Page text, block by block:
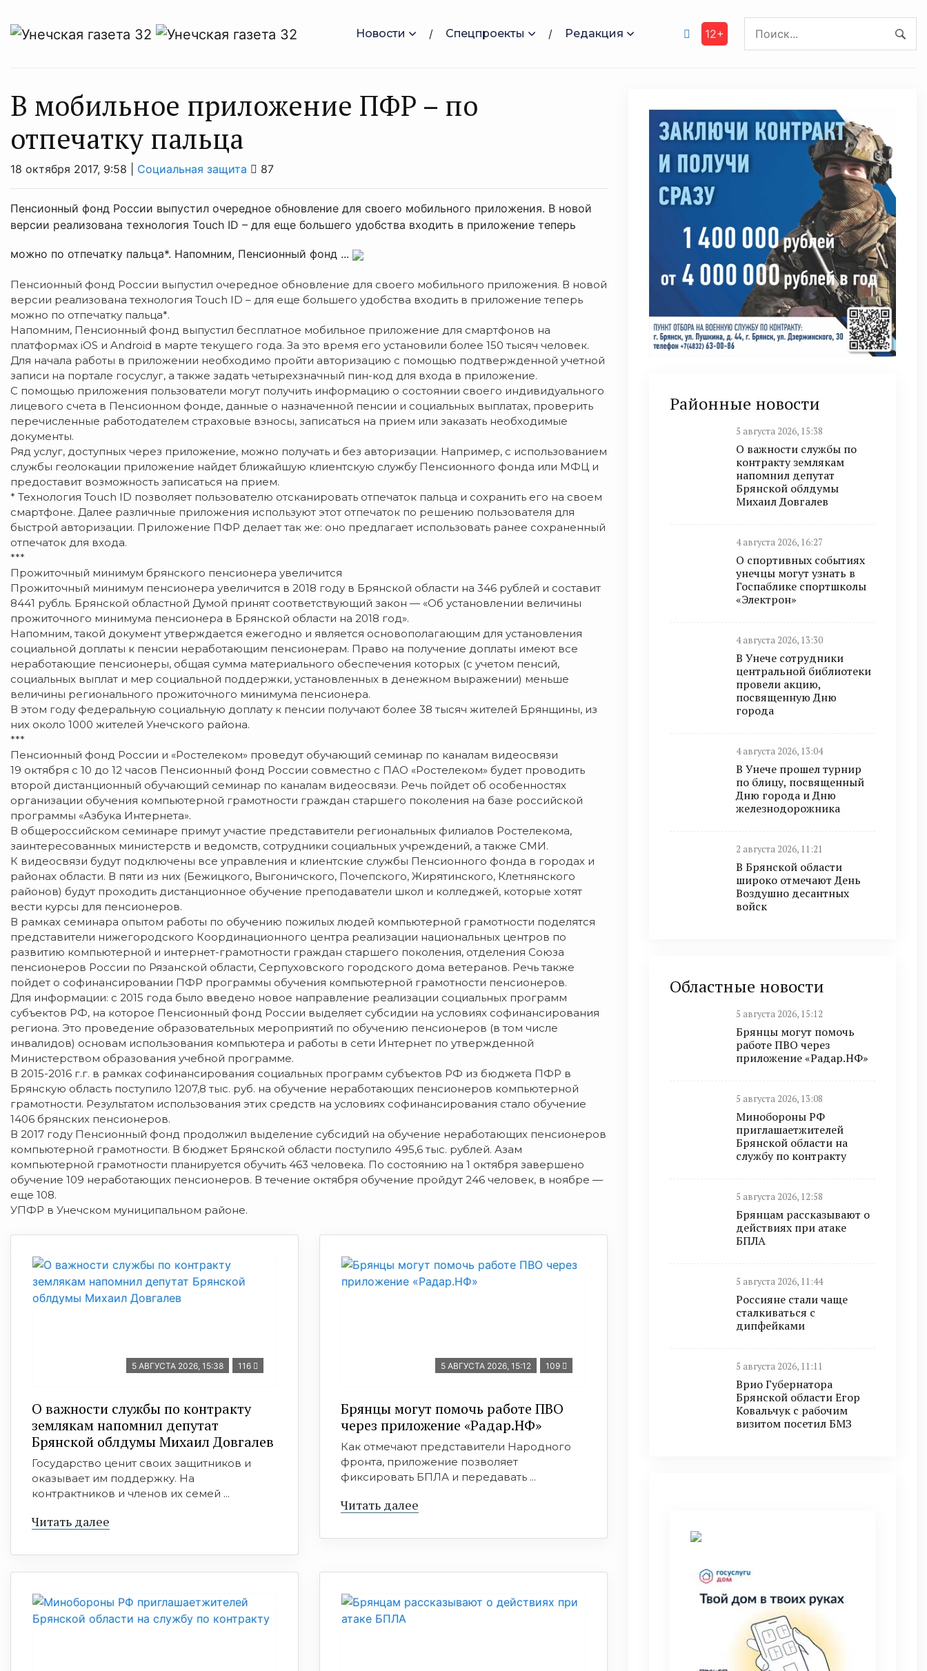
Новости Спецпроекты Редакция 12+
В мобильное приложение ПФР – по
отпечатку пальца
18 октября 2017, 9:58 | Социальная защита 87
Пенсионный фонд России выпустил очередное обновление для своего мобильного приложения. В новой
версии реализована технология Touch ID – для еще большего удобства входить в приложение теперь
можно по отпечатку пальца*. Напомним, Пенсионный фонд ...
Пенсионный фонд России выпустил очередное обновление для своего мобильного приложения. В новой
версии реализована технология Touch ID – для еще большего удобства входить в приложение теперь
можно по отпечатку пальца*.
Напомним, Пенсионный фонд выпустил бесплатное мобильное приложение для смартфонов на
платформах iOS и Android в марте текущего года. За это время его установили более 150 тысяч человек.
Для начала работы в приложении необходимо пройти авторизацию с помощью подтвержденной учетной
записи на портале госуслуг, а также задать четырехзначный пин-код для входа в приложение.
С помощью приложения пользователи могут получить информацию о состоянии своего индивидуального
лицевого счета в Пенсионном фонде, данные о назначенной пенсии и социальных выплатах, проверить
перечисленные работодателем страховые взносы, записаться на прием или заказать необходимые
документы.
Ряд услуг, доступных через приложение, можно получать и без авторизации. Например, с использованием
службы геолокации приложение найдет ближайшую клиентскую службу Пенсионного фонда или МФЦ и
предоставит возможность записаться на прием.
* Технология Touch ID позволяет пользователю отсканировать отпечаток пальца и сохранить его на своем
смартфоне. Далее различные приложения используют этот отпечаток по решению пользователя для
быстрой авторизации. Приложение ПФР делает так же: оно предлагает использовать ранее сохраненный
отпечаток для входа.
***
Прожиточный минимум брянского пенсионера увеличится
Прожиточный минимум пенсионера увеличится в 2018 году в Брянской области на 346 рублей и составит
8441 рубль. Брянской областной Думой принят соответствующий закон — «Об установлении величины
прожиточного минимума пенсионера в Брянской области на 2018 год».
Напомним, такой документ утверждается ежегодно и является основополагающим для установления
социальной доплаты к пенсии неработающим пенсионерам. Право на получение доплаты имеют все
неработающие пенсионеры, общая сумма материального обеспечения которых (с учетом пенсий,
социальных выплат и мер социальной поддержки, установленных в денежном выражении) меньше
величины регионального прожиточного минимума пенсионера.
В этом году федеральную социальную доплату к пенсии получают более 38 тысяч жителей Брянщины, из
них около 1000 жителей Унечского района.
***
Пенсионный фонд России и «Ростелеком» проведут обучающий семинар по каналам видеосвязи
19 октября с 10 до 12 часов Пенсионный фонд России совместно с ПАО «Ростелеком» будет проводить
второй дистанционный обучающий семинар по каналам видеосвязи. Речь пойдет об особенностях
организации обучения компьютерной грамотности граждан старшего поколения на базе российской
программы «Азбука Интернета».
В общероссийском семинаре примут участие представители региональных филиалов Ростелекома,
заинтересованных министерств и ведомств, сотрудники социальных учреждений, а также СМИ.
К видеосвязи будут подключены все управления и клиентские службы Пенсионного фонда в городах и
районах области. В пяти из них (Бежицкого, Выгоничского, Почепского, Жирятинского, Клетнянского
районов) будут проходить дистанционное обучение преподаватели школ и колледжей, которые хотят
вести курсы для пенсионеров.
В рамках семинара опытом работы по обучению пожилых людей компьютерной грамотности поделятся
представители нижегородского Координационного центра реализации национальных центров по
развитию компьютерной и интернет-грамотности граждан старшего поколения, отделения Союза
пенсионеров России по Рязанской области, Серпуховского городского дома ветеранов. Речь также
пойдет о софинансировании ПФР программы обучения компьютерной грамотности пенсионеров.
Для информации: с 2015 года было введено новое направление реализации социальных программ
субъектов РФ, на которое Пенсионный фонд России выделяет субсидии на условиях софинансирования
региона. Это проведение образовательных мероприятий по обучению пенсионеров (в том числе
инвалидов) основам использования компьютера и работы в сети Интернет по утвержденной
Министерством образования учебной программе.
В 2015-2016 г.г. в рамках софинансирования социальных программ субъектов РФ из бюджета ПФР в
Брянскую область поступило 1207,8 тыс. руб. на обучение неработающих пенсионеров компьютерной
грамотности. Результатом использования этих средств на условиях софинансирования стало обучение
1406 брянских пенсионеров.
В 2017 году Пенсионный фонд продолжил выделение субсидий на обучение неработающих пенсионеров
компьютерной грамотности. В бюджет Брянской области поступило 495,6 тыс. рублей. Азам
компьютерной грамотности планируется обучить 463 человека. По состоянию на 1 октября завершено
обучение 109 неработающих пенсионеров. В течение октября обучение пройдут 246 человек, в ноябре —
еще 108.
УПФР в Унечском муниципальном районе.
5 АВГУСТА 2026, 15:38 116
О важности службы по контракту
землякам напомнил депутат
Брянской облдумы Михаил Довгалев
Государство ценит своих защитников и
оказывает им поддержку. На
контрактников и членов их семей ...
Читать далее
5 АВГУСТА 2026, 15:12 109
Брянцы могут помочь работе ПВО
через приложение «Радар.НФ»
Как отмечают представители Народного
фронта, приложение позволяет
фиксировать БПЛА и передавать ...
Читать далее
Районные новости
5 августа 2026, 15:38
О важности службы по
контракту землякам
напомнил депутат
Брянской облдумы
Михаил Довгалев
4 августа 2026, 16:27
О спортивных событиях
унечцы могут узнать в
Госпаблике спортшколы
«Электрон»
4 августа 2026, 13:30
В Унече сотрудники
центральной библиотеки
провели акцию,
посвященную Дню
города
4 августа 2026, 13:04
В Унече прошел турнир
по блицу, посвященный
Дню города и Дню
железнодорожника
2 августа 2026, 11:21
В Брянской области
широко отмечают День
Воздушно десантных
войск
Областные новости
5 августа 2026, 15:12
Брянцы могут помочь
работе ПВО через
приложение «Радар.НФ»
5 августа 2026, 13:08
Минобoроны РФ
приглaшaетжитeлeй
Брянской области на
службу по контракту
5 августа 2026, 12:58
Брянцам рассказывают о
действиях при атаке
БПЛА
5 августа 2026, 11:44
Россияне стали чаще
сталкиваться с
дипфейками
5 августа 2026, 11:11
Врио Губернатора
Брянской области Егор
Ковальчук с рабочим
визитом посетил БМЗ